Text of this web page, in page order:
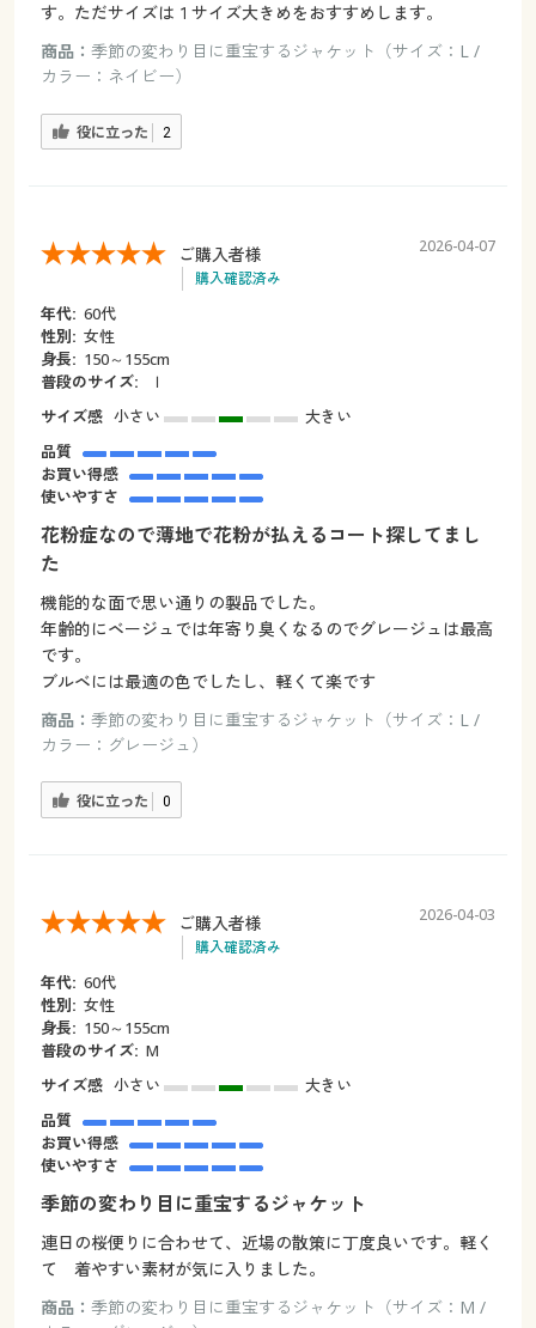
す。ただサイズは１サイズ大きめをおすすめします。
商品： 季節の変わり目に重宝するジャケット（サイズ：L /
カラー：ネイビー）
役に立った 2
ご購入者様
購入確認済み
2026-04-07
年代: 60代
性別: 女性
身長: 150～155cm
普段のサイズ:
ｌ
サイズ感 小さい
大きい
品質
お買い得感
使いやすさ
花粉症なので薄地で花粉が払えるコート探してまし
た
機能的な面で思い通りの製品でした。
年齢的にベージュでは年寄り臭くなるのでグレージュは最高
です。
ブルベには最適の色でしたし、軽くて楽です
商品： 季節の変わり目に重宝するジャケット（サイズ：L /
カラー：グレージュ）
役に立った 0
ご購入者様
購入確認済み
2026-04-03
年代: 60代
性別: 女性
身長: 150～155cm
普段のサイズ: M
サイズ感 小さい
大きい
品質
お買い得感
使いやすさ
季節の変わり目に重宝するジャケット
連日の桜便りに合わせて、近場の散策に丁度良いです。軽く
て 着やすい素材が気に入りました。
商品： 季節の変わり目に重宝するジャケット（サイズ：M /